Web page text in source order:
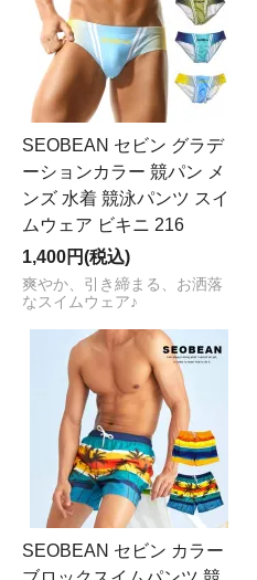
SEOBEAN セビン グラデ
ーションカラー 競パン メ
ンズ 水着 競泳パンツ スイ
ムウェア ビキニ 216
1,400円(税込)
爽やか、引き締まる、お洒落
なスイムウェア♪
SEOBEAN セビン カラー